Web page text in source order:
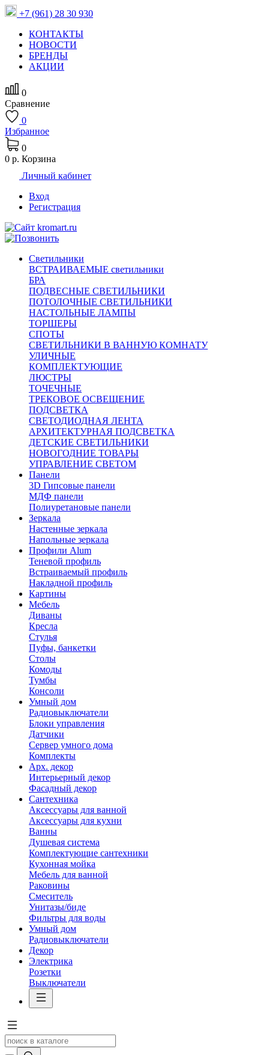
+7 (961) 28 30 930
КОНТАКТЫ
НОВОСТИ
БРЕНДЫ
АКЦИИ
0
Сравнение
0
Избранное
0
0 р. Корзина
Личный кабинет
Вход
Регистрация
Светильники
ВСТРАИВАЕМЫЕ светильники
БРА
ПОДВЕСНЫЕ СВЕТИЛЬНИКИ
ПОТОЛОЧНЫЕ СВЕТИЛЬНИКИ
НАСТОЛЬНЫЕ ЛАМПЫ
ТОРШЕРЫ
СПОТЫ
СВЕТИЛЬНИКИ В ВАННУЮ КОМНАТУ
УЛИЧНЫЕ
КОМПЛЕКТУЮЩИЕ
ЛЮСТРЫ
ТОЧЕЧНЫЕ
ТРЕКОВОЕ ОСВЕЩЕНИЕ
ПОДСВЕТКА
СВЕТОДИОДНАЯ ЛЕНТА
АРХИТЕКТУРНАЯ ПОДСВЕТКА
ДЕТСКИЕ СВЕТИЛЬНИКИ
НОВОГОДНИЕ ТОВАРЫ
УПРАВЛЕНИЕ СВЕТОМ
Панели
3D Гипсовые панели
МДФ панели
Полиуретановые панели
Зеркала
Настенные зеркала
Напольные зеркала
Профили Alum
Теневой профиль
Встраиваемый профиль
Накладной профиль
Картины
Мебель
Диваны
Кресла
Стулья
Пуфы, банкетки
Столы
Комоды
Тумбы
Консоли
Умный дом
Радиовыключатели
Блоки управления
Датчики
Сервер умного дома
Комплекты
Арх. декор
Интерьерный декор
Фасадный декор
Сантехника
Аксессуары для ванной
Аксессуары для кухни
Ванны
Душевая система
Комплектующие сантехники
Кухонная мойка
Мебель для ванной
Раковины
Смеситель
Унитазы/биде
Фильтры для воды
Умный дом
Радиовыключатели
Декор
Электрика
Розетки
Выключатели